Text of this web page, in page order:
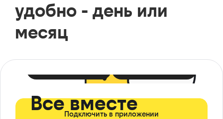
удобно - день или
месяц
Все вместе
Подключить в приложении